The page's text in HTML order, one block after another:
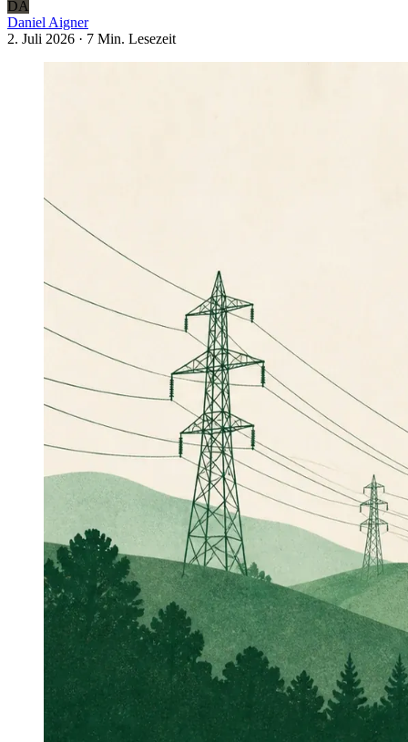
DA
Daniel Aigner
2. Juli 2026 · 7 Min. Lesezeit